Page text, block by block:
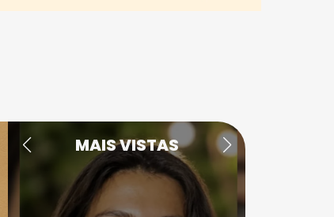
MAIS VISTAS